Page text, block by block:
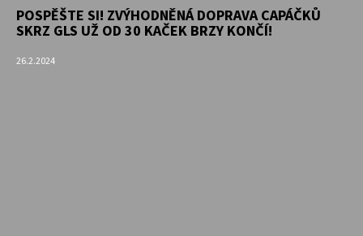
POSPĚŠTE SI! ZVÝHODNĚNÁ DOPRAVA CAPÁČKŮ
SKRZ GLS UŽ OD 30 KAČEK BRZY KONČÍ!
26.2.2024